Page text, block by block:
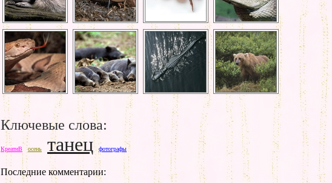
Ключевые слова:
КреатиВ осень танец фотографы
Последние комментарии: